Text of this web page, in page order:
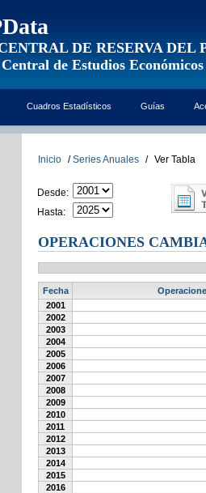
DE RESERVA DEL
de Estudios Económicos
Cuadros Estadísticos Guías
Inicio / Series Anuales / Ver Tabla
Desde:
Hasta:
OPERACIONES
Fecha
2001
2002
2003
2004
2005
2006
2007
2008
2009
2010
2011
2012
2013
2014
2015
2016